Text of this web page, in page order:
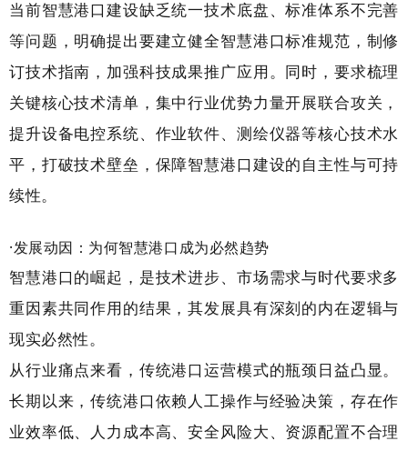
当前智慧港口建设缺乏统一技术底盘、标准体系不完善
等问题，明确提出要建立健全智慧港口标准规范，制修
订技术指南，加强科技成果推广应用。同时，要求梳理
关键核心技术清单，集中行业优势力量开展联合攻关，
提升设备电控系统、作业软件、测绘仪器等核心技术水
平，打破技术壁垒，保障智慧港口建设的自主性与可持
续性。
·发展动因：为何智慧港口成为必然趋势
智慧港口的崛起，是技术进步、市场需求与时代要求多
重因素共同作用的结果，其发展具有深刻的内在逻辑与
现实必然性。
从行业痛点来看，传统港口运营模式的瓶颈日益凸显。
长期以来，传统港口依赖人工操作与经验决策，存在作
业效率低、人力成本高、安全风险大、资源配置不合理